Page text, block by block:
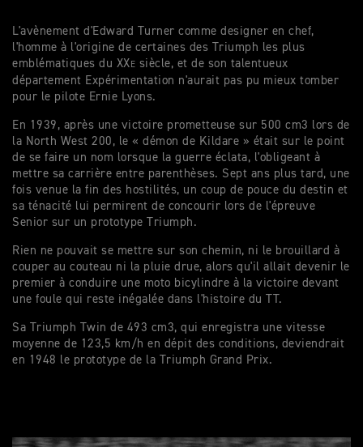
L'avènement d'Edward Turner comme designer en chef,
l'homme à l'origine de certaines des Triumph les plus
emblématiques du XX E siècle, et de son talentueux
département Expérimentation n'aurait pas pu mieux tomber
pour le pilote Ernie Lyons.
En 1939, après une victoire prometteuse sur 500 cm3 lors de
la North West 200, le « démon de Kildare » était sur le point
de se faire un nom lorsque la guerre éclata, l'obligeant à
mettre sa carrière entre parenthèses. Sept ans plus tard, une
fois venue la fin des hostilités, un coup de pouce du destin et
sa ténacité lui permirent de concourir lors de l'épreuve
Senior sur un prototype Triumph.
Rien ne pouvait se mettre sur son chemin, ni le brouillard à
couper au couteau ni la pluie drue, alors qu'il allait devenir le
premier à conduire une moto bicylindre à la victoire devant
une foule qui reste inégalée dans l'histoire du TT.
Sa Triumph Twin de 493 cm3, qui enregistra une vitesse
moyenne de 123,5 km/h en dépit des conditions, deviendrait
en 1948 le prototype de la Triumph Grand Prix.